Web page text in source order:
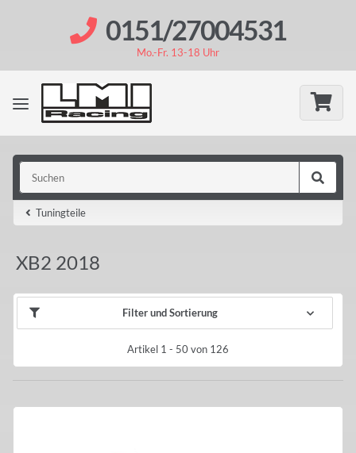
0151/27004531
Mo.-Fr. 13-18 Uhr
Tuningteile
XB2 2018
Filter und Sortierung
Artikel 1 - 50 von 126